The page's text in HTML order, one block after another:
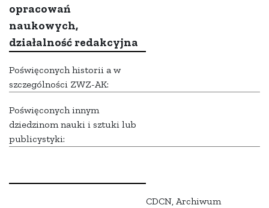
opracowań
naukowych,
działalność redakcyjna
Poświęconych historii a w
szczególności ZWZ-AK:
Poświęconych innym
dziedzinom nauki i sztuki lub
publicystyki:
CDCN, Archiwum